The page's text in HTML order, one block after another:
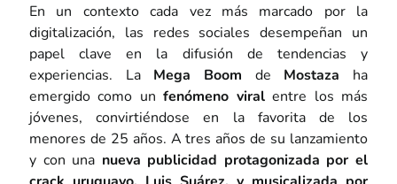
En un contexto cada vez más marcado por la
digitalización, las redes sociales desempeñan un
papel clave en la difusión de tendencias y
experiencias. La Mega Boom de Mostaza ha
emergido como un fenómeno viralentre los más
jóvenes, convirtiéndose en la favorita de los
menores de 25 años. A tres años de su lanzamiento
y con una nueva publicidad protagonizada por el